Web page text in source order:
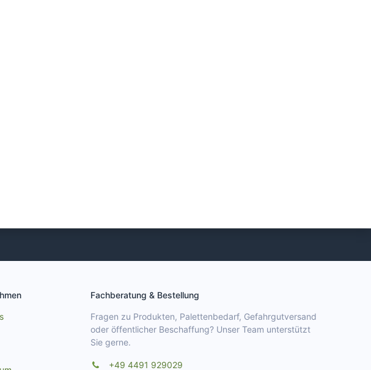
Fachberatung & Bestellung
Fragen zu Produkten, Palettenbedarf, Gefahrgutversand
oder öffentlicher Beschaffung? Unser Team unterstützt
Sie gerne.
+49 4491 929029